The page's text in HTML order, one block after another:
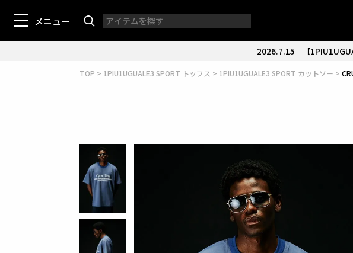
メニュー
2026.7.15 【
TOP 1PIU1UGUALE3 SPORT トップス 1PIU1UGUALE3 SPORT カットソー